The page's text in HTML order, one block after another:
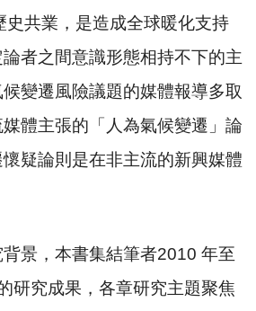
史共業，是造成全球暖化支持
者之間意識形態相持不下的主
變遷風險議題的媒體報導多取
體主張的「人為氣候變遷」論
疑論則是在非主流的新興媒體
景，本書集結筆者2010 年至
研究成果，各章研究主題聚焦